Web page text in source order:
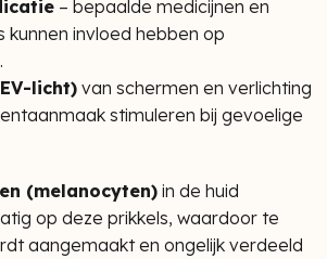
– bepaalde medicijnen en
kunnen invloed hebben op
licht) van schermen en verlichting
stimuleren bij gevoelige
(melanocyten)in de huid
op deze prikkels, waardoor te
aangemaakt en ongelijk verdeeld